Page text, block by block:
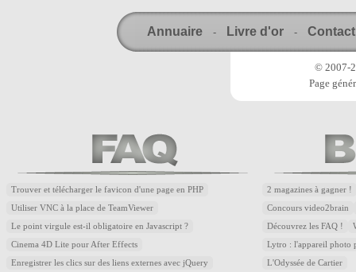
Annuaire - Livre d'or - Contact
© 2007-
Page
Trouver et télécharger le favicon d'une page en PHP
Utiliser VNC à la place de TeamViewer
Le point virgule est-il obligatoire en Javascript ?
Cinema 4D Lite pour After Effects
Enregistrer les clics sur des liens externes avec jQuery
2 magazines à gagner !
Concours video2brain
Découvrez les FAQ !
Lytro : l'appareil photo
L'Odyssée de Cartier